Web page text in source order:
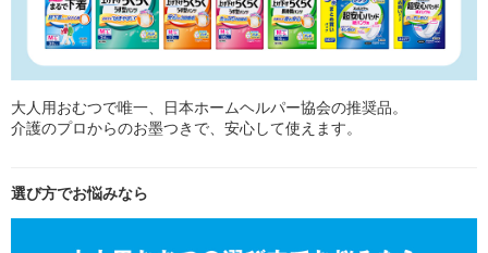
大人用おむつで唯一、日本ホームヘルパー協会の推奨品。
介護のプロからのお墨つきで、安心して使えます。
選び方でお悩みなら